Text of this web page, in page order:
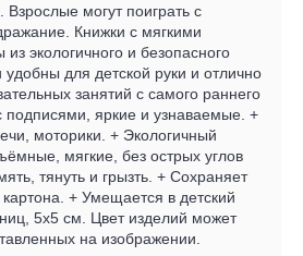
могут поиграть с
Книжки с мягкими
экологичного и безопасного
для детской руки и отлично
занятий с самого раннего
подписями, яркие и узнаваемые. +
моторики. + Экологичный
мягкие, без острых углов
тянуть и грызть. + Сохраняет
+ Умещается в детский
5x5 см. Цвет изделий может
на изображении.